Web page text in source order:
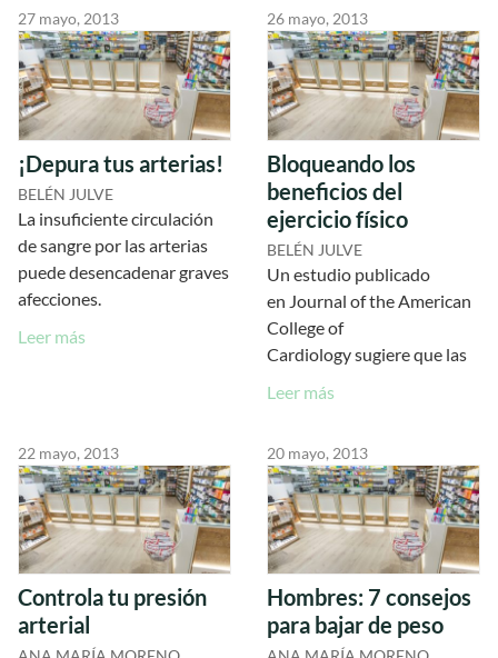
27 mayo, 2013
¡Depura tus arterias!
BELÉN JULVE
La insuficiente circulación
de sangre por las arterias
puede desencadenar graves
afecciones.
Leer más
26 mayo, 2013
Bloqueando los
beneficios del
ejercicio físico
BELÉN JULVE
Un estudio publicado
en Journal of the American
College of
Cardiology sugiere que las
Leer más
22 mayo, 2013
Controla tu presión
arterial
20 mayo, 2013
Hombres: 7 consejos
para bajar de peso